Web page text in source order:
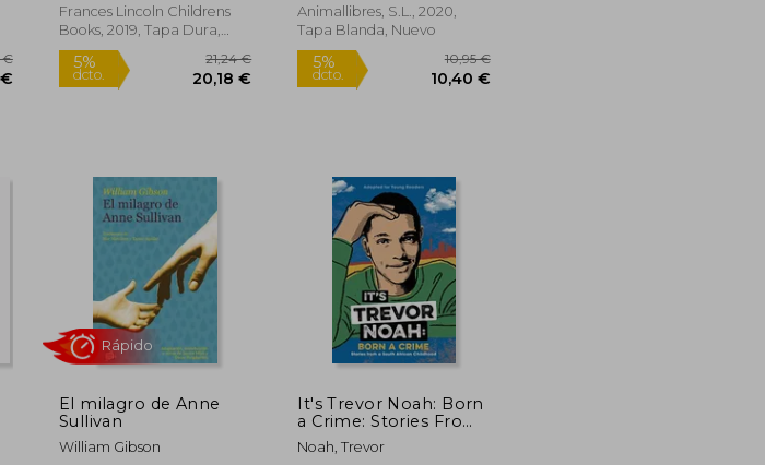
19,64 €
Frances Lincoln Childrens
Books, 2019, Tapa Dura,
Nuevo
21,24 €
Animallibres, S.L., 2020,
Tapa Blanda, Nuevo
El milagro de Anne
Sullivan
William Gibson
It's Trevor Noah: Born
a Crime: Stories From
a South African
Childhood (Adapted
Noah, Trevor